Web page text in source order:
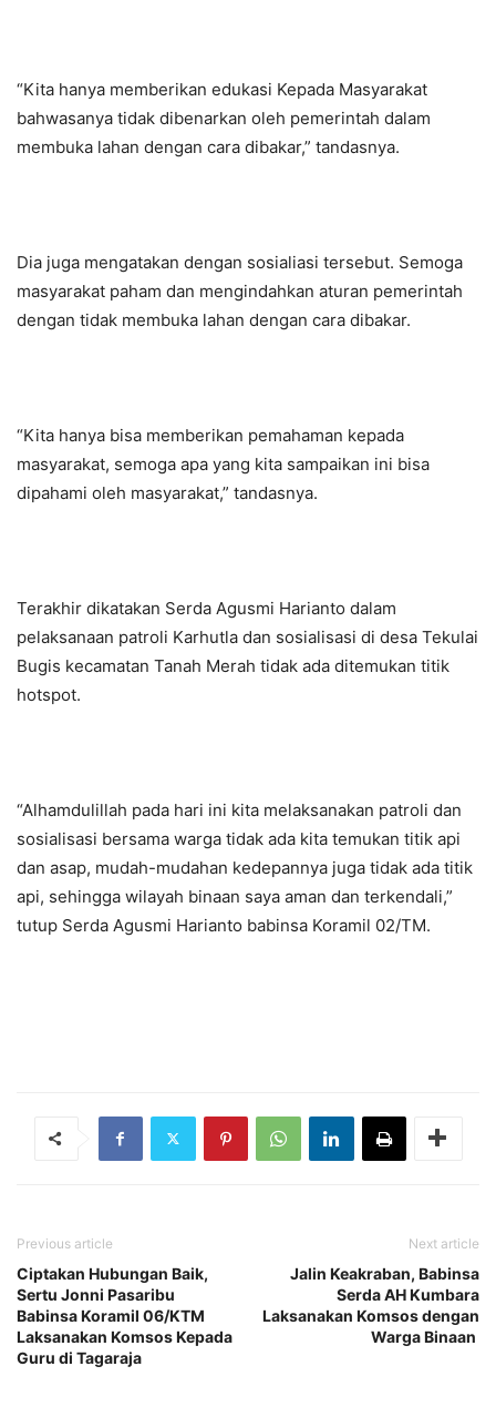
“Kita hanya memberikan edukasi Kepada Masyarakat
bahwasanya tidak dibenarkan oleh pemerintah dalam
membuka lahan dengan cara dibakar,” tandasnya.
Dia juga mengatakan dengan sosialiasi tersebut. Semoga
masyarakat paham dan mengindahkan aturan pemerintah
dengan tidak membuka lahan dengan cara dibakar.
“Kita hanya bisa memberikan pemahaman kepada
masyarakat, semoga apa yang kita sampaikan ini bisa
dipahami oleh masyarakat,” tandasnya.
Terakhir dikatakan Serda Agusmi Harianto dalam
pelaksanaan patroli Karhutla dan sosialisasi di desa Tekulai
Bugis kecamatan Tanah Merah tidak ada ditemukan titik
hotspot.
“Alhamdulillah pada hari ini kita melaksanakan patroli dan
sosialisasi bersama warga tidak ada kita temukan titik api
dan asap, mudah-mudahan kedepannya juga tidak ada titik
api, sehingga wilayah binaan saya aman dan terkendali,”
tutup Serda Agusmi Harianto babinsa Koramil 02/TM.
Previous article
Ciptakan Hubungan Baik,
Sertu Jonni Pasaribu
Babinsa Koramil 06/KTM
Laksanakan Komsos Kepada
Guru di Tagaraja
Next article
Jalin Keakraban, Babinsa
Serda AH Kumbara
Laksanakan Komsos dengan
Warga Binaan